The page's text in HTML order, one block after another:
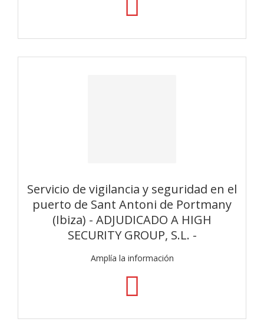
Servicio de vigilancia y seguridad en el
puerto de Sant Antoni de Portmany
(Ibiza) - ADJUDICADO A HIGH
SECURITY GROUP, S.L. -
Amplía la información